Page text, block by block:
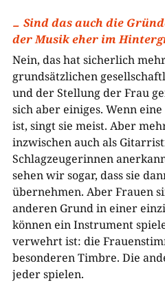
Sind das auch die
der Musik eher im
Nein, das hat sicherlich
grundsätzlichen
und der Stellung der Frau
sich aber einiges. Wenn
ist, singt sie meist. Aber
inzwischen auch als
Schlagzeugerinnen
sehen wir sogar, dass sie
übernehmen. Aber Frauen
anderen Grund in einer
können ein Instrument
verwehrt ist: die
besonderen Timbre. Die
jeder spielen.